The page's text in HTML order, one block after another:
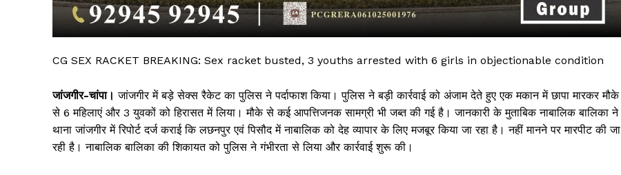
CG SEX RACKET BREAKING: Sex racket busted, 3 youths arrested with 6 girls in objectionable condition
जांजगीर-चांपा। जांजगीर में बड़े सेक्स रैकेट का पुलिस ने पर्दाफाश किया। पुलिस ने बड़ी कार्रवाई को अंजाम देते हुए एक मकान में छापा मारकर मौके
से 6 महिलाएं और 3 युवकों को हिरासत में लिया। मौके से कई आपत्तिजनक सामग्री भी जब्त की गई है। जानकारी के मुताबिक नाबालिक बालिका ने
थाना जांजगीर में रिपोर्ट दर्ज कराई कि लछनपुर एवं पिसौद में नाबालिक को देह व्यापार के लिए मजबूर किया जा रहा है। नहीं मानने पर मारपीट की जा
रही है। नाबालिक बालिका की शिकायत को पुलिस ने गंभीरता से लिया और कार्रवाई शुरू की।